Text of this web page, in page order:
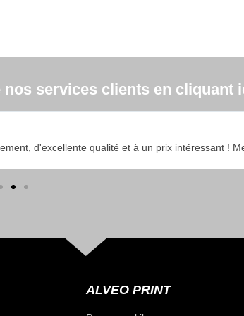
services clients en cliquant
d'excellente qualité et à un prix intéressant !
ALVEO PRINT